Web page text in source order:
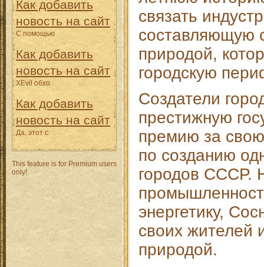
Как добавить
новость на сайт
С помощью
Как добавить
новость на сайт
XEvil обхо
Как добавить
новость на сайт
Да, этот с
This feature is for Premium users
only!
связать
составляющую
природой,
городскую
Создатели
престижную
премию за
по созданию
городов СССР.
энергетику,
своих жителей
природой.